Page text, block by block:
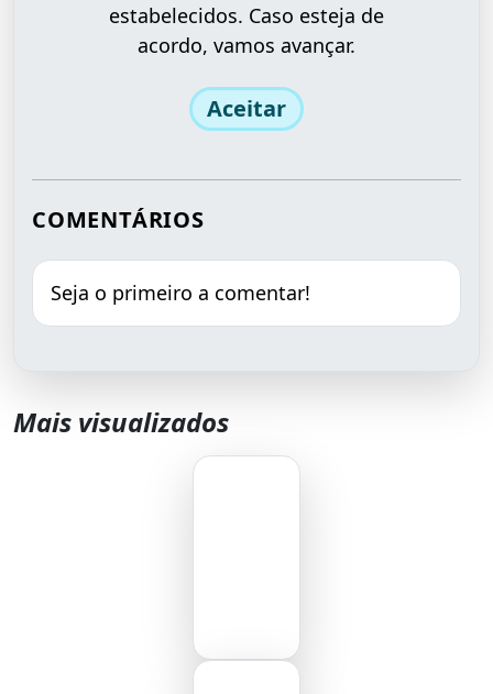
estabelecidos. Caso esteja de
acordo, vamos avançar.
Aceitar
COMENTÁRIOS
Seja o primeiro a comentar!
Mais visualizados